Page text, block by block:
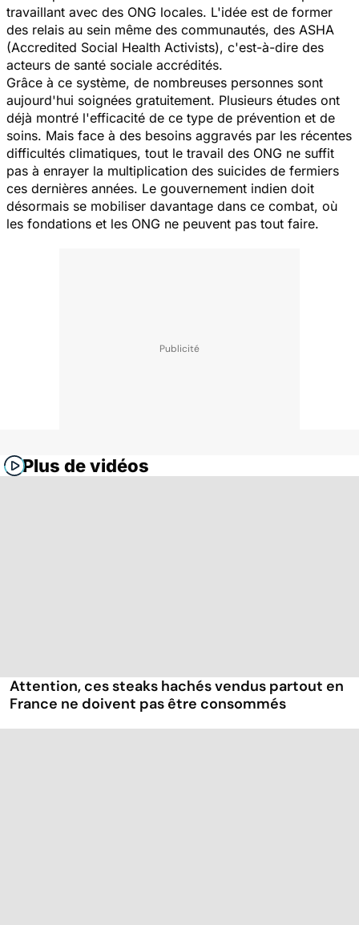
travaillant avec des ONG locales. L'idée est de former
des relais au sein même des communautés, des ASHA
(Accredited Social Health Activists), c'est-à-dire des
acteurs de santé sociale accrédités.
Grâce à ce système, de nombreuses personnes sont
aujourd'hui soignées gratuitement. Plusieurs études ont
déjà montré l'efficacité de ce type de prévention et de
soins. Mais face à des besoins aggravés par les récentes
difficultés climatiques, tout le travail des ONG ne suffit
pas à enrayer la multiplication des suicides de fermiers
ces dernières années. Le gouvernement indien doit
désormais se mobiliser davantage dans ce combat, où
les fondations et les ONG ne peuvent pas tout faire.
Plus de vidéos
Attention, ces steaks hachés vendus partout en
France ne doivent pas être consommés